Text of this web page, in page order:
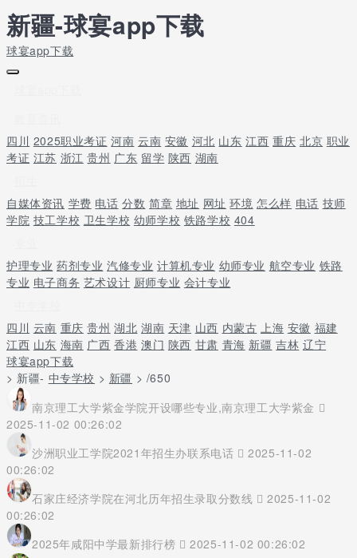
新疆-球宴app下载
球宴app下载
四川 2025职业考证 河南 云南 安徽 河北 山东 江西 重庆 北京 职业
考证 江苏 浙江 贵州 广东 留学 陕西 湖南
自媒体资讯 学费 电话 分数 简章 地址 网址 环境 怎么样 电话 技师
学院 技工学校 卫生学校 幼师学校 铁路学校 404
护理专业 药剂专业 汽修专业 计算机专业 幼师专业 航空专业 铁路
专业 电子商务 艺术设计 厨师专业 会计专业
四川 云南 重庆 贵州 湖北 湖南 天津 山西 内蒙古 上海 安徽 福建
江西 山东 海南 广西 香港 澳门 陕西 甘肃 青海 新疆 吉林 辽宁
球宴app下载
> 新疆- 中专学校 > 新疆 > /650
南京理工大学紫金学院开设哪些专业,南京理工大学紫金
2025-11-02 00:26:02
沙洲职业工学院2021年招生办联系电话
2025-11-02
00:26:02
石家庄经济学院在河北历年招生录取分数线
2025-11-02
00:26:02
2025年咸阳中学最新排行榜
2025-11-02 00:26:02